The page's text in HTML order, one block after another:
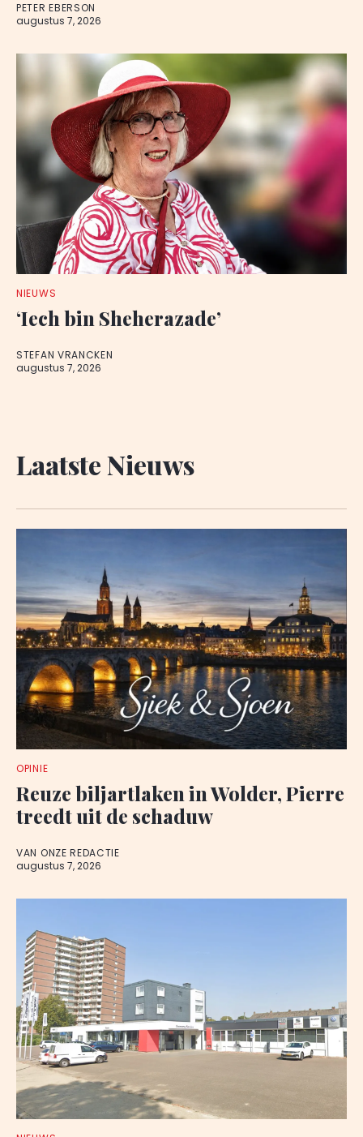
PETER EBERSON
augustus 7, 2026
NIEUWS
‘Iech bin Sheherazade’
STEFAN VRANCKEN
augustus 7, 2026
Laatste Nieuws
OPINIE
Reuze biljartlaken in Wolder, Pierre
treedt uit de schaduw
VAN ONZE REDACTIE
augustus 7, 2026